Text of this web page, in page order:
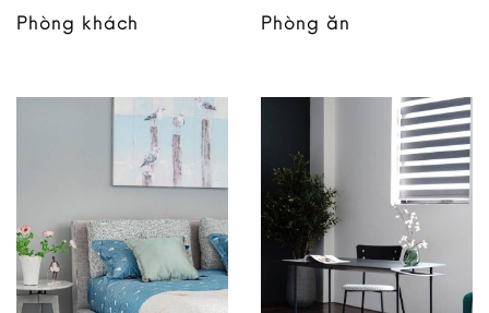
Phòng khách Phòng ăn